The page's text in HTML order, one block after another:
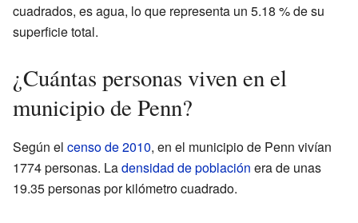
cuadrados, es agua, lo que representa un 5.18 % de su
superficie total.
¿Cuántas personas viven en el
municipio de Penn?
Según el censo de 2010, en el municipio de Penn vivían
1774 personas. Ladensidad de población era de unas
19.35 personas por kilómetro cuadrado.